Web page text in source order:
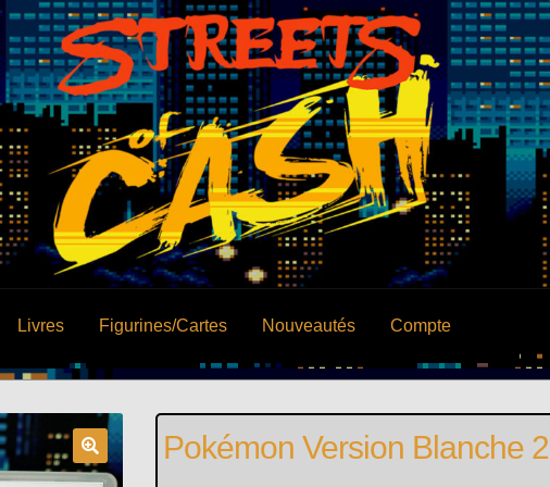
Livres Figurines/Cartes Nouveautés Compte
Pokémon Version Blanche 2